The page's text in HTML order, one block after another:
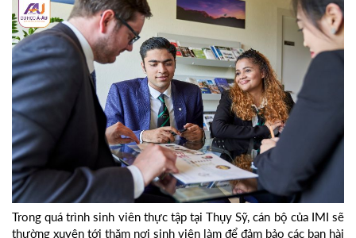
Trong quá trình sinh viên thực tập tại Thụy Sỹ, cán bộ của IMI sẽ
thường xuyên tới thăm nơi sinh viên làm để đảm bảo các bạn hài